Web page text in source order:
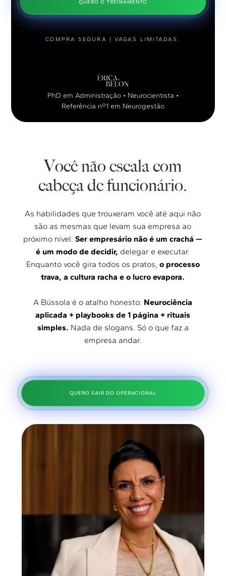
QUERO O TREINAMENTO
COMPRA SEGURA | VAGAS LIMITADAS.
PhD em Administração • Neurocientista •
Referência nº1 em Neurogestão
Você não escala com
cabeça de funcionário.
As habilidades que trouxeram você até aqui não
são as mesmas que levam sua empresa ao
próximo nível. Ser empresário não é um crachá —
é um modo de decidir, delegar e executar.
Enquanto você gira todos os pratos, o processo
trava, a cultura racha e o lucro evapora.
A Bússola é o atalho honesto: Neurociência
aplicada + playbooks de 1 página + rituais
simples. Nada de slogans. Só o que faz a
empresa andar.
QUERO SAIR DO OPERACIONAL